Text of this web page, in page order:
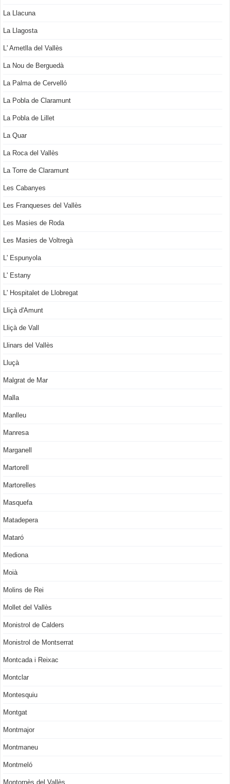
La Llacuna
La Llagosta
L' Ametlla del Vallès
La Nou de Berguedà
La Palma de Cervelló
La Pobla de Claramunt
La Pobla de Lillet
La Quar
La Roca del Vallès
La Torre de Claramunt
Les Cabanyes
Les Franqueses del Vallès
Les Masies de Roda
Les Masies de Voltregà
L' Espunyola
L' Estany
L' Hospitalet de Llobregat
Lliçà d'Amunt
Lliçà de Vall
Llinars del Vallès
Lluçà
Malgrat de Mar
Malla
Manlleu
Manresa
Marganell
Martorell
Martorelles
Masquefa
Matadepera
Mataró
Mediona
Moià
Molins de Rei
Mollet del Vallès
Monistrol de Calders
Monistrol de Montserrat
Montcada i Reixac
Montclar
Montesquiu
Montgat
Montmajor
Montmaneu
Montmeló
Montornès del Vallès